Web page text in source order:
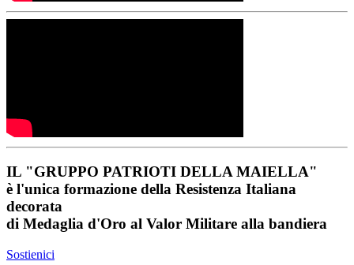
IL "GRUPPO PATRIOTI DELLA MAIELLA"
è l'unica formazione della Resistenza Italiana
decorata
di Medaglia d'Oro al Valor Militare alla bandiera
Sostienici